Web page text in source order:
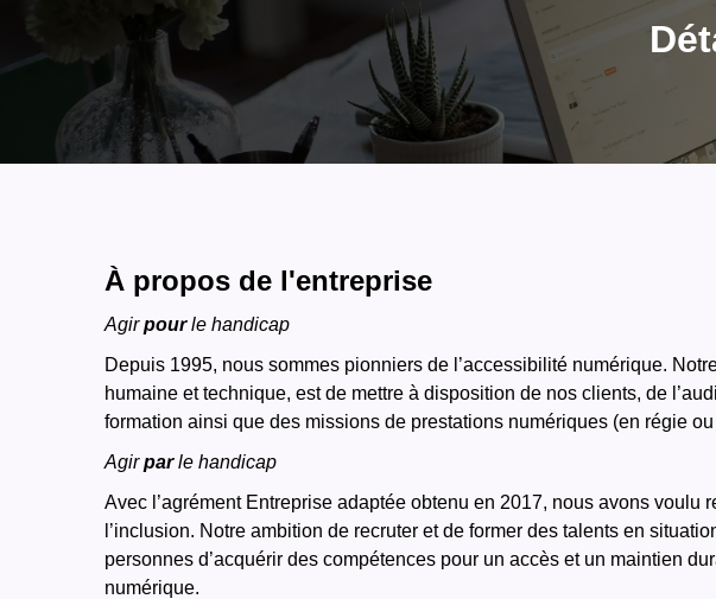
À propos de l'entreprise
Agirpourle handicap
Depuis 1995, nous sommes pionniers de l’accessibilité numérique.
humaine et technique, est de mettre à disposition de nos clients, de
formation ainsi que des missions de prestations numériques (en régie
Agirparle handicap
Avec l’agrément Entreprise adaptée obtenu en 2017, nous avons voulu
l’inclusion. Notre ambition de recruter et de former des talents en
personnes d’acquérir des compétences pour un accès et un maintien
numérique.